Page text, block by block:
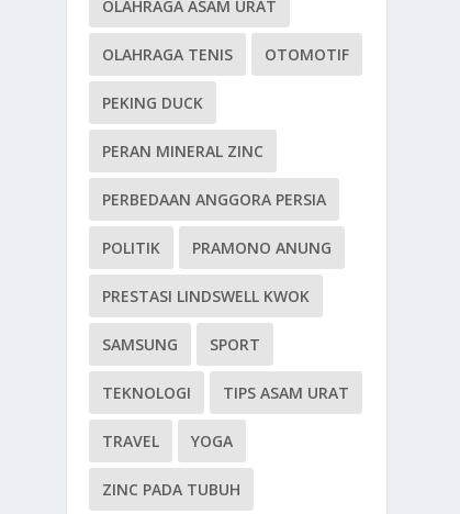
OLAHRAGA ASAM URAT
OLAHRAGA TENIS OTOMOTIF
PEKING DUCK
PERAN MINERAL ZINC
PERBEDAAN ANGGORA PERSIA
POLITIK PRAMONO ANUNG
PRESTASI LINDSWELL KWOK
SAMSUNG SPORT
TEKNOLOGI TIPS ASAM URAT
TRAVEL YOGA
ZINC PADA TUBUH